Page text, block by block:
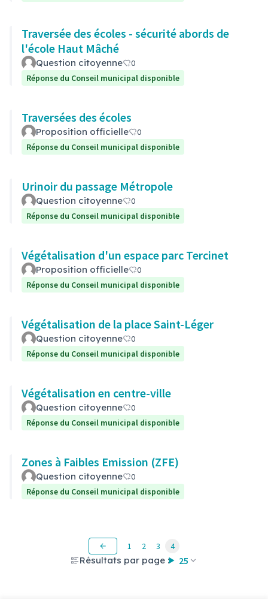
Traversée des écoles - sécurité abords de
l'école Haut Mâché
Question citoyenne
0
Réponse du Conseil municipal disponible
Traversées des écoles
Proposition officielle
0
Réponse du Conseil municipal disponible
Urinoir du passage Métropole
Question citoyenne
0
Réponse du Conseil municipal disponible
Végétalisation d'un espace parc Tercinet
Proposition officielle
0
Réponse du Conseil municipal disponible
Végétalisation de la place Saint-Léger
Question citoyenne
0
Réponse du Conseil municipal disponible
Végétalisation en centre-ville
Question citoyenne
0
Réponse du Conseil municipal disponible
Zones à Faibles Emission (ZFE)
Question citoyenne
0
Réponse du Conseil municipal disponible
Résultats par page : 25
1 2 3 4